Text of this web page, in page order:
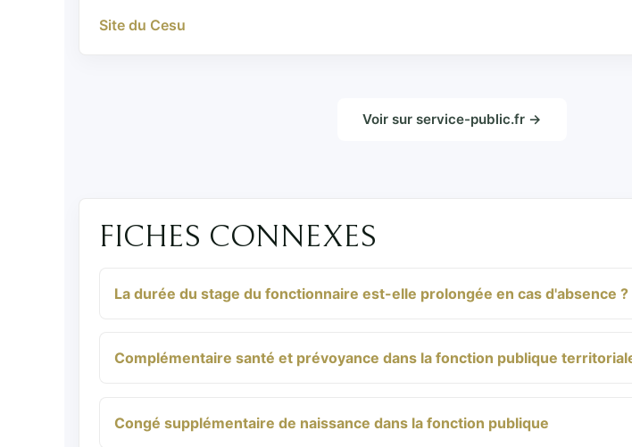
Site du Cesu
Voir sur service-public.fr →
FICHES CONNEXES
La durée du stage du fonctionnaire est-elle prolongée en cas d'absence ?
Complémentaire santé et prévoyance dans la fonction publique
Congé supplémentaire de naissance dans la fonction publique